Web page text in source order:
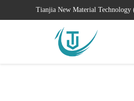
Tianjia New Material